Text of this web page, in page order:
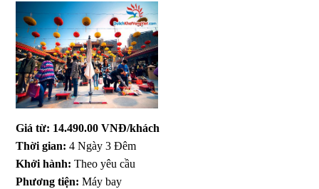
Giá từ: 14.490.00 VNĐ/khách
Thời gian: 4 Ngày 3 Đêm
Khởi hành: Theo yêu cầu
Phương tiện: Máy bay